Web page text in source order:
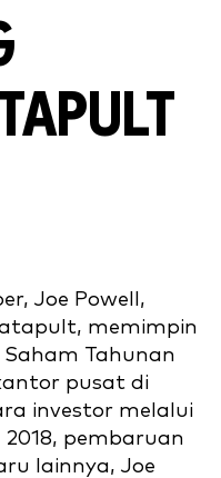
Joe Powell,
memimpin
Tahunan
pusat di
investor melalui
pembaruan
lainnya, Joe